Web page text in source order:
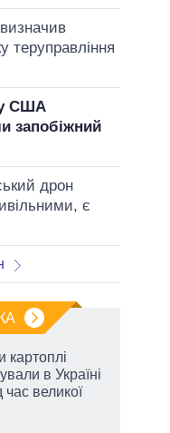
теруправління
у США
запобіжний
дрон
є
картоплі
в Україні
час великої